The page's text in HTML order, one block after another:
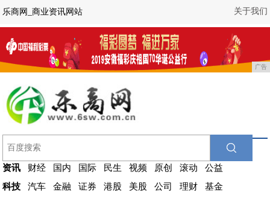
关于我们
乐商网_商业资讯网站
广告
资讯 财经 国内 国际 民生 视频 原创 滚动
公益
科技
汽车 金融 证券 港股 美股 公司 理财
基金